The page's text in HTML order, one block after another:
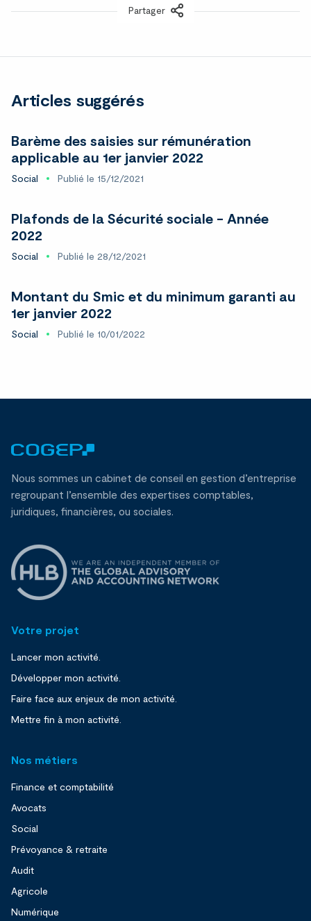
Partager
LinkedIn
Articles suggérés
Barème des saisies sur rémunération
applicable au 1er janvier 2022
Social Publié le 15/12/2021
Plafonds de la Sécurité sociale - Année
2022
Social Publié le 28/12/2021
Montant du Smic et du minimum garanti au
1er janvier 2022
Social Publié le 10/01/2022
Nous sommes un cabinet de conseil en gestion d’entreprise
regroupant l’ensemble des expertises comptables,
juridiques, financières, ou sociales.
Votre projet
Lancer mon activité.
Développer mon activité.
Faire face aux enjeux de mon activité.
Mettre fin à mon activité.
Nos métiers
Finance et comptabilité
Avocats
Social
Prévoyance & retraite
Audit
Agricole
Numérique